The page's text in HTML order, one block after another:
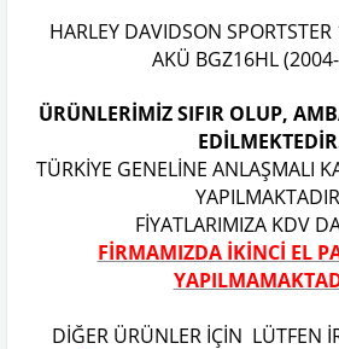
HARLEY DAVIDSON
AKÜ BGZ16HL
ÜRÜNLERİMİZ SIFIR OLUP,
TÜRKİYE GENELİNE ANLAŞMALI
FİYATLARIMIZA KDV
FİRMAMIZDA İKİNCİ EL
DİĞER ÜRÜNLER İÇİN LÜTFEN